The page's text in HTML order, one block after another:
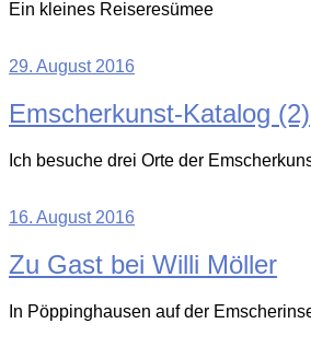
Ein kleines Reiseresümee
29. August 2016
Emscherkunst-Katalog (2)
Ich besuche drei Orte der
16. August 2016
Zu Gast bei Willi Möller
In Pöppinghausen auf der